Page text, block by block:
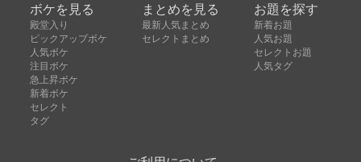
ボケを見る
殿堂入り
ピックアップボケ
人気ボケ
注目ボケ
急上昇ボケ
新着ボケ
セレクト
タグ
まとめを見る
最新人気まとめ
セレクトまとめ
お題を探す
新着お題
人気お題
セレクトお題
人気タグ